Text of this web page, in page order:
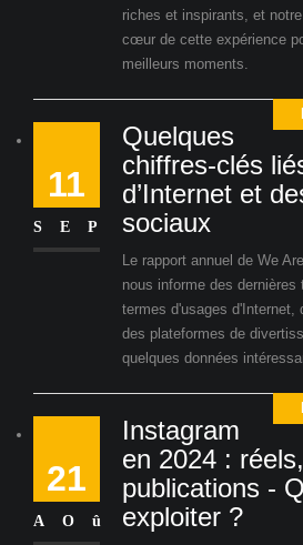
riches et inspirants, et
cœur de cette expérience
meilleurs moments.
11
SEP
Quelques
chiffres-clés
d’Internet et
sociaux
Le rapport annuel de We
nous informe des
termes d'usages d'Internet,
des plateformes de
quelques données
21
AOû
Instagram
en 2024 :
publications -
exploiter ?